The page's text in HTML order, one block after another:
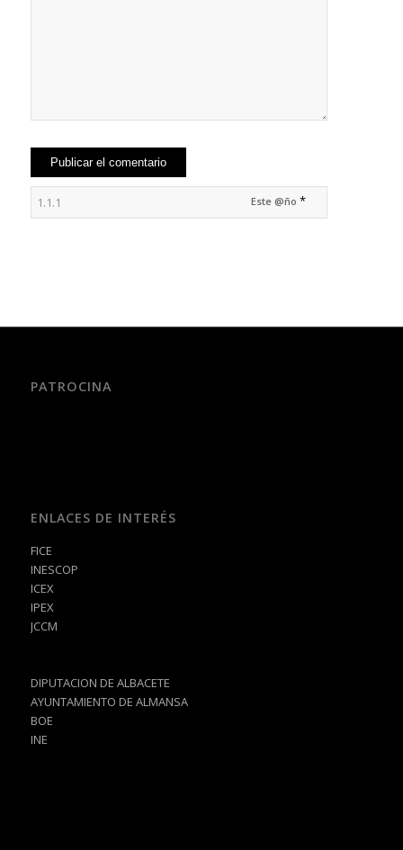
Este @ño *
PATROCINA
ENLACES DE INTERÉS
FICE
INESCOP
ICEX
IPEX
JCCM
DIPUTACION DE ALBACETE
AYUNTAMIENTO DE ALMANSA
BOE
INE